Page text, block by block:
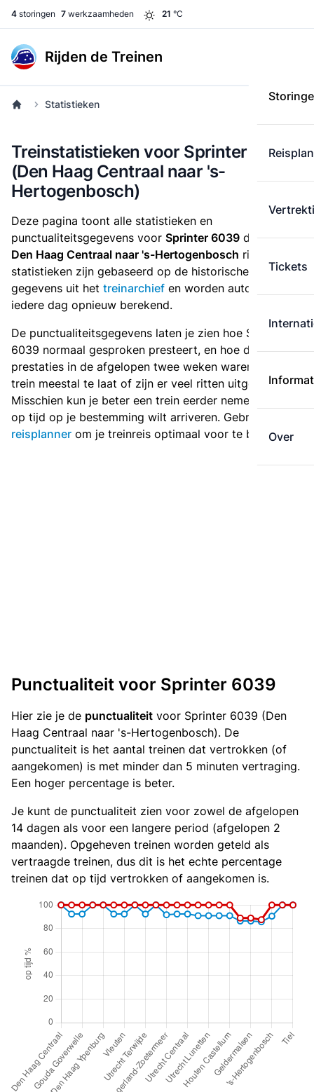
4 storingen 7 werkzaamheden 21 °C
Rijden de Treinen
Tickets
Over
Statistieken
Treinstatistieken voor Sprinter 6039
(Den Haag Centraal naar 's-
Hertogenbosch)
Deze pagina toont alle statistieken en
punctualiteitsgegevens voor Sprinter 6039 dievan
Den Haag Centraal naar 's-Hertogenbosch rijdt. Deze
statistieken zijn gebaseerd op de historische
gegevens uit het treinarchief en worden automatisch
iedere dag opnieuw berekend.
De punctualiteitsgegevens laten je zien hoe Sprinter
6039 normaal gesproken presteert, en hoe de
prestaties in de afgelopen twee weken waren. Is deze
trein meestal te laat of zijn er veel ritten uitgevallen?
Misschien kun je beter een trein eerder nemen als je
op tijd op je bestemming wilt arriveren. Gebruik de
reisplanner om je treinreis optimaal voor te bereiden.
Punctualiteit voor Sprinter 6039
Hier zie je de punctualiteit voor Sprinter 6039 (Den
Haag Centraal naar 's-Hertogenbosch). De
punctualiteit is het aantal treinen dat vertrokken (of
aangekomen) is met minder dan 5 minuten vertraging.
Een hoger percentage is beter.
Je kunt de punctualiteit zien voor zowel de afgelopen
14 dagen als voor een langere period (afgelopen 2
maanden). Opgeheven treinen worden geteld als
vertraagde treinen, dus dit is het echte percentage
treinen dat op tijd vertrokken of aangekomen is.